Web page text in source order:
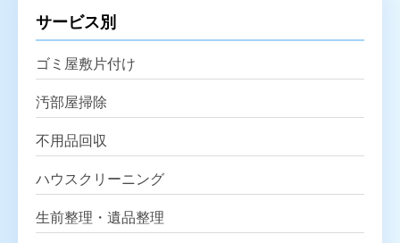
サービス別
ゴミ屋敷片付け
汚部屋掃除
不用品回収
ハウスクリーニング
生前整理・遺品整理